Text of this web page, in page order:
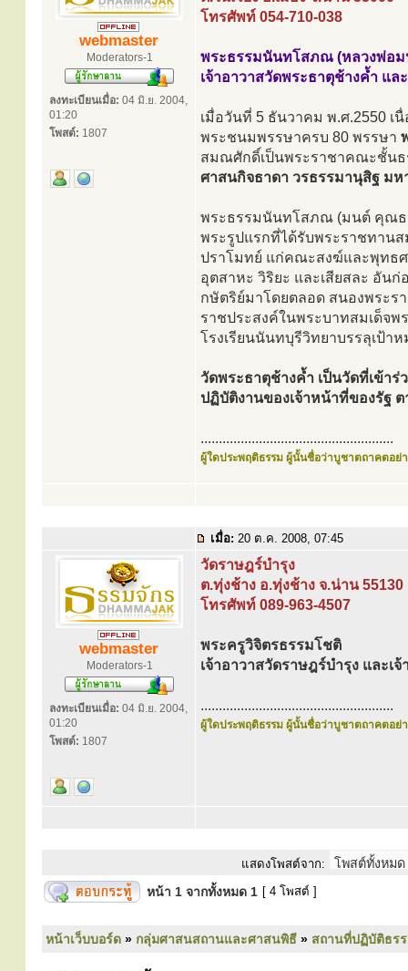
webmaster
Moderators-1
ลงทะเบียนเมื่อ: 04 มิ.ย. 2004,
01:20
โพสต์: 1807
โทรศัพท์ 054-710-038
พระธรรมนันทโสภณ (หลวงพ่อ
เจ้าอาวาสวัดพระธาตุช้างค้ำ แ
เมื่อวันที่ 5 ธันวาคม พ.ศ.2550 เ
พระชนมพรรษาครบ 80 พรรษา
สมณศักดิ์เป็นพระราชาคณะชั้น
ศาสนกิจธาดา วรธรรมานุสิฐ ม
พระธรรมนันทโสภณ (มนต์ คุณธ
พระรูปแรกที่ได้รับพระราชทาน
ปราโมทย์ แก่คณะสงฆ์และพุทธ
อุตสาหะ วิริยะ และเสียสละ อัน
กษัตริย์มาโดยตลอด สนองพระร
ราชประสงค์ในพระบาทสมเด็จพ
โรงเรียนนันทบุรีวิทยาบรรลุเป้า
วัดพระธาตุช้างค้ำ เป็นวัดที่เข้า
ปฏิบัติงานของเจ้าหน้าที่ของรัฐ
.....................................................
ผู้ใดประพฤติธรรม ผู้นั้นชื่อว่าบูชาตถาคตอย่า
เมื่อ: 20 ต.ค. 2008, 07:45
webmaster
Moderators-1
ลงทะเบียนเมื่อ: 04 มิ.ย. 2004,
01:20
โพสต์: 1807
วัดราษฎร์บำรุง
ต.ทุ่งช้าง อ.ทุ่งช้าง จ.น่าน 55130
โทรศัพท์ 089-963-4507
พระครูวิจิตรธรรมโชติ
เจ้าอาวาสวัดราษฎร์บำรุง และเ
.....................................................
ผู้ใดประพฤติธรรม ผู้นั้นชื่อว่าบูชาตถาคตอย่า
แสดงโพสต์จาก:
หน้า 1 จากทั้งหมด 1 [ 4 โพสต์ ]
หน้าเว็บบอร์ด » กลุ่มศาสนสถานและศาสนพิธี » สถานที่ปฏิบัติธร